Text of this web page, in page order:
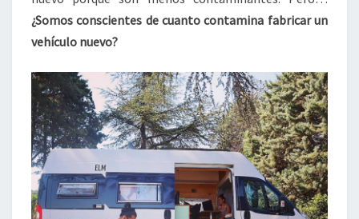
¿Somos conscientes de cuanto contamina fabricar un
vehículo nuevo?